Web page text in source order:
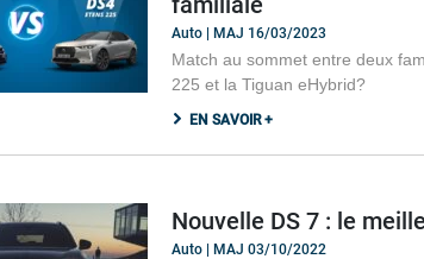
Auto | MAJ 16/03/2023
Match au sommet entre deux
225 et la Tiguan eHybrid?
EN SAVOIR +
Nouvelle DS 7 : le
Auto | MAJ 03/10/2022